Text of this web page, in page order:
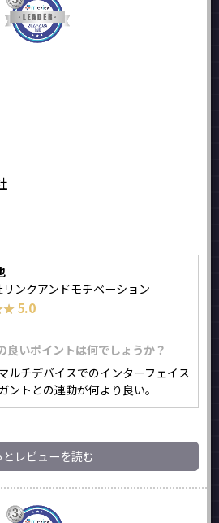
ンクアンドモチベーション
5.0
良いポイントは何でしょうか？
ルチデバイスでのインターフェイス
ントとの連動が何より良い。
とレビューを読む